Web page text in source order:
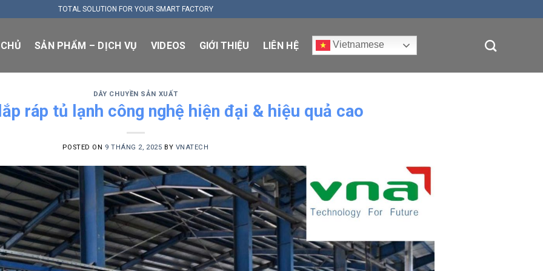
TOTAL SOLUTION FOR YOUR SMART FACTORY
SẢN PHẨM – DỊCH VỤ VIDEOS GIỚI THIỆU LIÊN HỆ Vietnamese
DÂY CHUYỀN SẢN XUẤT
ráp tủ lạnh công nghệ hiện đại & hiệu quả cao​
POSTED ON 9 THÁNG 2, 2025 BY VNATECH